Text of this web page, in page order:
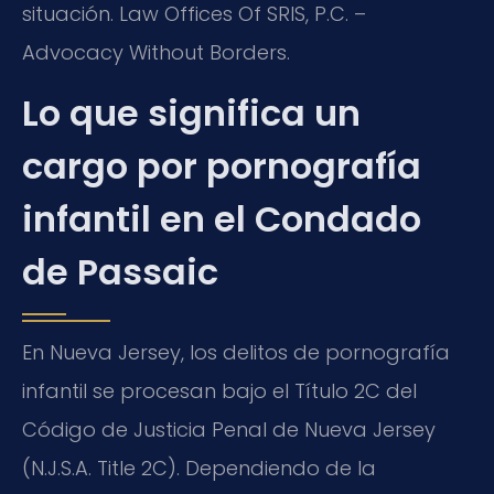
situación. Law Offices Of SRIS, P.C. –
Advocacy Without Borders.
Lo que significa un
cargo por pornografía
infantil en el Condado
de Passaic
En Nueva Jersey, los delitos de pornografía
infantil se procesan bajo el Título 2C del
Código de Justicia Penal de Nueva Jersey
(N.J.S.A. Title 2C). Dependiendo de la